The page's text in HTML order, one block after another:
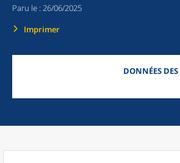
Paru le : 26/06/2025
Imprimer
DONNÉES